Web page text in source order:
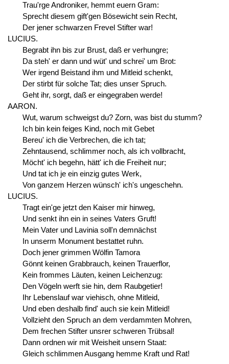
Trau'rge Androniker, hemmt euern Gram:
Sprecht diesem gift'gen Bösewicht sein Recht,
Der jener schwarzen Frevel Stifter war!
LUCIUS.
Begrabt ihn bis zur Brust, daß er verhungre;
Da steh' er dann und wüt' und schrei' um Brot:
Wer irgend Beistand ihm und Mitleid schenkt,
Der stirbt für solche Tat; dies unser Spruch.
Geht ihr, sorgt, daß er eingegraben werde!
AARON.
Wut, warum schweigst du? Zorn, was bist du stumm?
Ich bin kein feiges Kind, noch mit Gebet
Bereu' ich die Verbrechen, die ich tat;
Zehntausend, schlimmer noch, als ich vollbracht,
Möcht' ich begehn, hätt' ich die Freiheit nur;
Und tat ich je ein einzig gutes Werk,
Von ganzem Herzen wünsch' ich's ungeschehn.
LUCIUS.
Tragt ein'ge jetzt den Kaiser mir hinweg,
Und senkt ihn ein in seines Vaters Gruft!
Mein Vater und Lavinia soll'n demnächst
In unserm Monument bestattet ruhn.
Doch jener grimmen Wölfin Tamora
Gönnt keinen Grabbrauch, keinen Trauerflor,
Kein frommes Läuten, keinen Leichenzug:
Den Vögeln werft sie hin, dem Raubgetier!
Ihr Lebenslauf war viehisch, ohne Mitleid,
Und eben deshalb find' auch sie kein Mitleid!
Vollzieht den Spruch an dem verdammten Mohren,
Dem frechen Stifter unsrer schweren Trübsal!
Dann ordnen wir mit Weisheit unsern Staat:
Gleich schlimmen Ausgang hemme Kraft und Rat!